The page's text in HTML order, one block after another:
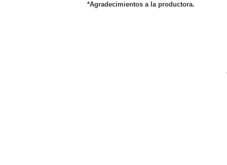
*Agradecimientos a la productora.